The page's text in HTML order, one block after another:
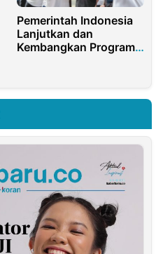
Pemerintah Indonesia
Lanjutkan dan
Kembangkan Program